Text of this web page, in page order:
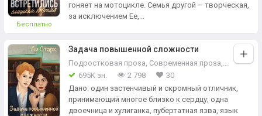
Бесплатно
гоняет на мотоцикле. Семья другой – творческая,
за исключением Ее,...
Задача повышенной сложности
Подростковая проза, Современная проза, Драма
695K зн.
2 798
30
Дано: один застенчивый и скромный отличник,
принимающий многое близко к сердцу; одна
двоечница и хулиганка, пубертатная язва, язык